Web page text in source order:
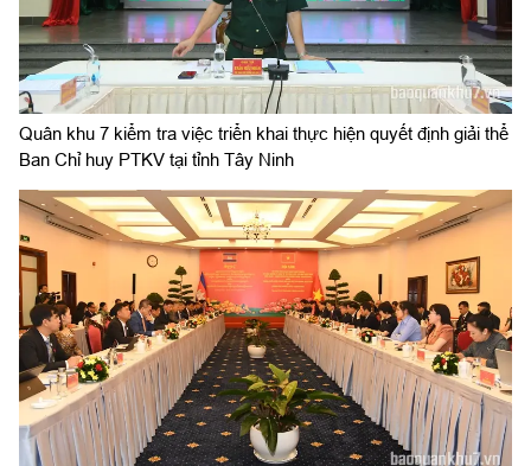
Quân khu 7 kiểm tra việc triển khai thực hiện quyết định giải thể
Ban Chỉ huy PTKV tại tỉnh Tây Ninh